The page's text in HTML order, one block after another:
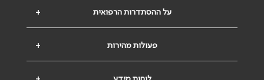
+ על ההסתדרות הרפואית
+ פעולות מהירות